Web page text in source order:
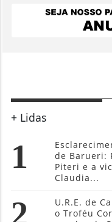
+ Lidas
1
de Barueri:
Piteri e a
Claudia...
2
U.R.E. de
o Troféu